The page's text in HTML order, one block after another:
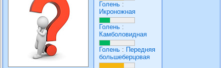
Голень :
Икроножная
Голень :
Камболовидная
Голень : Передняя
большеберцовая